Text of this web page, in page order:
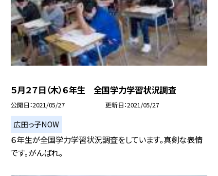
５月２７日（木）６年生 全国学力学習状況調査
公開日 2021/05/27 更新日 2021/05/27
広田っ子NOW
６年生が全国学力学習状況調査をしています。真剣な表情
です。がんばれ。